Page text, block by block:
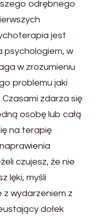
odrębnego
jest
psychologiem, w
w zrozumieniu
problemu jaki
zdarza się
osobę lub całą
na terapię
czujesz, że nie
lęki, myśli
z wydarzeniem z
dołek